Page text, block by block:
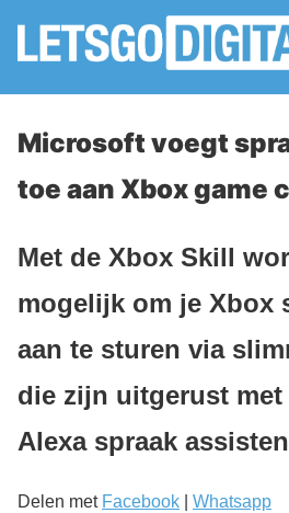
Microsoft voegt
toe aan Xbox game
Met de Xbox Skill
mogelijk om je Xbox
aan te sturen via
die zijn uitgerust met
Alexa spraak
Delen met Facebook Whatsapp